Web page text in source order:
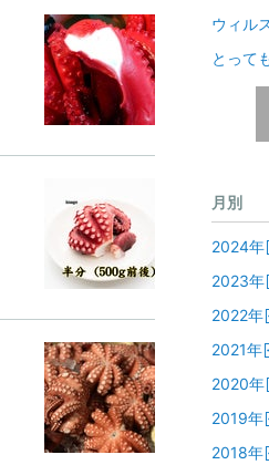
ウィル
とって
月別
2024年
2023年
2022年
2021年
2020年
2019年
2018年